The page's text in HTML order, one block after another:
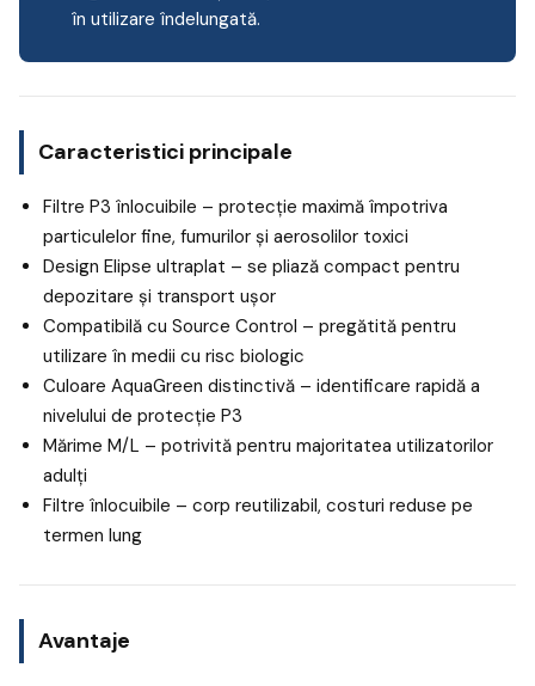
în utilizare îndelungată.
Caracteristici principale
Filtre P3 înlocuibile – protecție maximă împotriva
particulelor fine, fumurilor și aerosolilor toxici
Design Elipse ultraplat – se pliază compact pentru
depozitare și transport ușor
Compatibilă cu Source Control – pregătită pentru
utilizare în medii cu risc biologic
Culoare AquaGreen distinctivă – identificare rapidă a
nivelului de protecție P3
Mărime M/L – potrivită pentru majoritatea utilizatorilor
adulți
Filtre înlocuibile – corp reutilizabil, costuri reduse pe
termen lung
Avantaje